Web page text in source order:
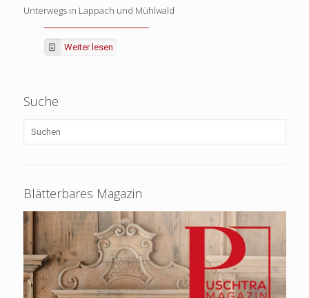
Unterwegs in Lappach und Mühlwald
Weiter lesen
Suche
Blätterbares Magazin